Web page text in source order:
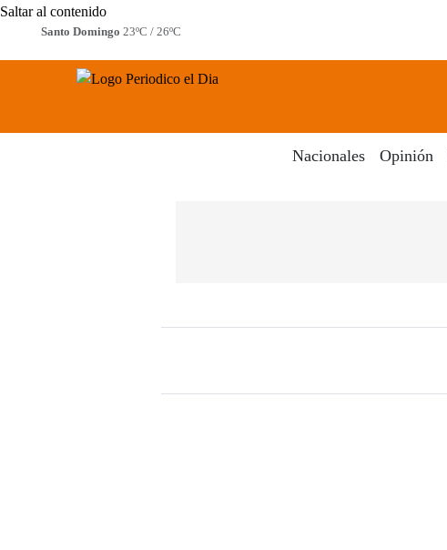
Saltar al contenido
Santo Domingo 23ºC / 26ºC
Nacionales Opinión